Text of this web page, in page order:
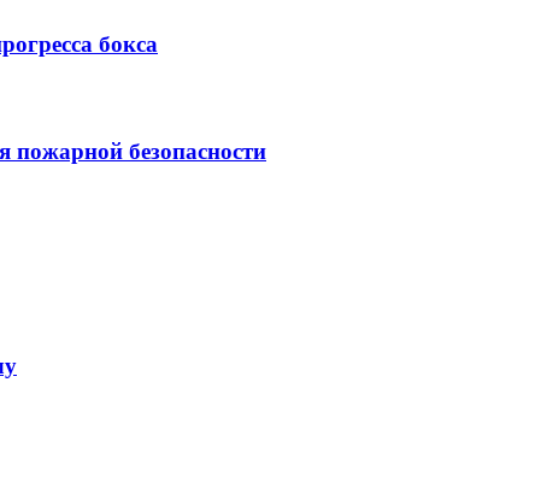
бокса
пожарной безопасности